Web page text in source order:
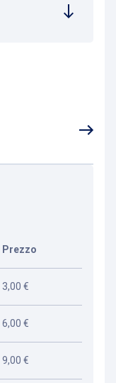
Prezzo
3,00 €
6,00 €
9,00 €